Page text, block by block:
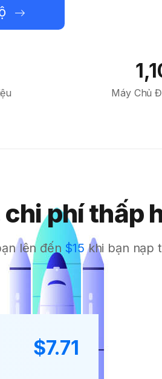
Máy Chủ
phí thấp
lên đến $15 khi bạn nạp
$7.71